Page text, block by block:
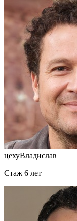
цехуВладислав
Cтаж 6 лет